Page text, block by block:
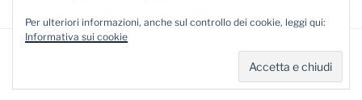
Per ulteriori informazioni, anche sul controllo dei cookie, leggi qui:
Informativa sui cookie